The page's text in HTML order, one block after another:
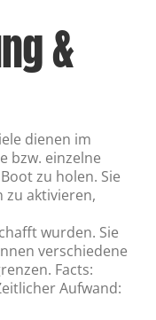
&
dienen im
bzw. einzelne
zu holen. Sie
zu aktivieren,
wurden. Sie
verschiedene
Facts:
Aufwand: